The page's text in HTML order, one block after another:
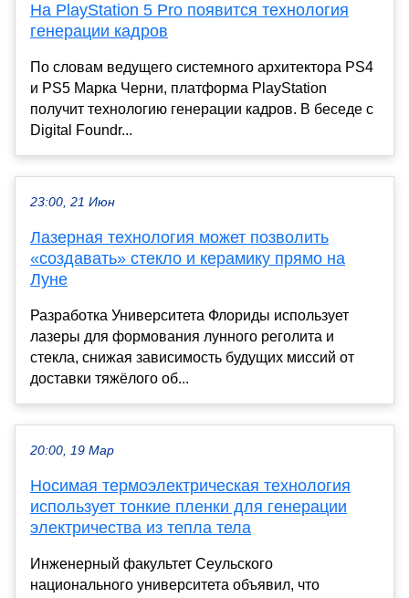
На PlayStation 5 Pro появится технология
генерации кадров
По словам ведущего системного архитектора PS4
и PS5 Марка Черни, платформа PlayStation
получит технологию генерации кадров. В беседе с
Digital Foundr...
23:00, 21 Июн
Лазерная технология может позволить
«создавать» стекло и керамику прямо на
Луне
Разработка Университета Флориды использует
лазеры для формования лунного реголита и
стекла, снижая зависимость будущих миссий от
доставки тяжёлого об...
20:00, 19 Мар
Носимая термоэлектрическая технология
использует тонкие пленки для генерации
электричества из тепла тела
Инженерный факультет Сеульского
национального университета объявил, что